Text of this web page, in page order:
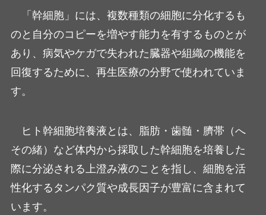
「幹細胞」には、複数種類の細胞に分化するも
のと自分のコピーを増やす能力を有するものとが
あり、病気やケガで失われた臓器や組織の機能を
回復するために、再生医療の分野で使われていま
す。
ヒト幹細胞培養液とは、脂肪・歯髄・臍帯（へ
その緒）など体内から採取した幹細胞を培養した
際に分泌される上澄み液のことを指し、細胞を活
性化するタンパク質や成長因子が豊富に含まれて
います。